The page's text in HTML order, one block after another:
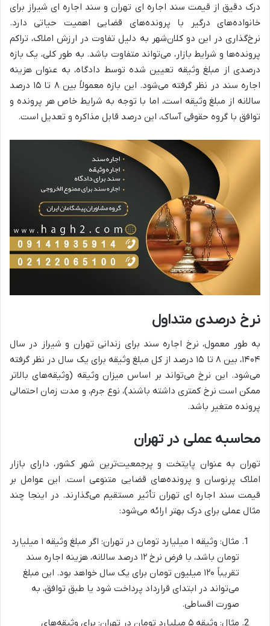
درک دقیق از قیمت سند اجاره ای تهران و سند اجاره ای شیراز برای
خانواده‌های درگیر با پرونده‌های قضایی اهمیت حیاتی دارد.
نرخ‌گذاری در این دو کلان‌شهر به دلیل تفاوت در ارزش املاک، تراکم
پرونده‌ها و شرایط بازار، می‌تواند متفاوت باشد. به طور کلی، یک بازه
درصدی از مبلغ وثیقه تعیین شده توسط دادگاه، به عنوان هزینه
اجاره سند در نظر گرفته می‌شود. این بازه معمولاً بین ۸ تا ۱۵ درصد
سالانه از مبلغ وثیقه است، اما با توجه به شرایط خاص هر پرونده و
توافق با گروه حقوقی آساک، این درصد قابل مذاکره و تعدیل است.
نرخ درصدی متداول
به طور معمول، نرخ اجاره سند برای زندانی تهران و شیراز در سال
۱۴۰۴، بین ۸ تا ۱۵ درصد از کل مبلغ وثیقه برای یک سال در نظر گرفته
می‌شود. این نرخ می‌تواند بر اساس میزان وثیقه (وثیقه‌های بالاتر
ممکن است نرخ کمتری داشته باشند)، نوع جرم، و مدت زمان احتمالی
پرونده متغیر باشد.
محاسبه عملی در تهران
تهران به عنوان پایتخت و پرجمعیت‌ترین شهر کشور، دارای بازار
املاک پرنوسان و پرونده‌های قضایی متنوعی است. این عوامل بر
قیمت سند اجاره ای تهران تأثیر مستقیم می‌گذارند. در اینجا چند
مثال عملی برای درک بهتر ارائه می‌شود:
مثال: وثیقه ۱ میلیارد تومان در تهران: اگر مبلغ وثیقه ۱ میلیارد
تومان باشد، با فرض نرخ ۱۲ درصد سالانه، هزینه اجاره سند
تقریباً ۱۲۰ میلیون تومان برای یک سال خواهد بود. این مبلغ
می‌تواند در ابتدای قرارداد پرداخت شود یا طبق توافق، به
صورت اقساطی.
مثال: وثیقه ۵ میلیارد تومان در تهران: برای وثیقه‌های